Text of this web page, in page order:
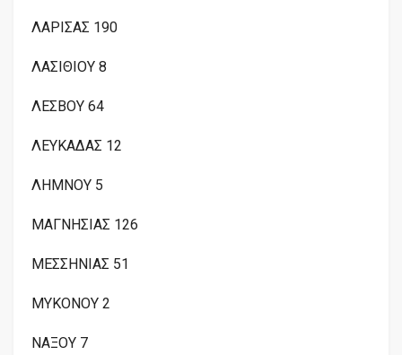
ΛΑΡΙΣΑΣ 190
ΛΑΣΙΘΙΟΥ 8
ΛΕΣΒΟΥ 64
ΛΕΥΚΑΔΑΣ 12
ΛΗΜΝΟΥ 5
ΜΑΓΝΗΣΙΑΣ 126
ΜΕΣΣΗΝΙΑΣ 51
ΜΥΚΟΝΟΥ 2
ΝΑΞΟΥ 7